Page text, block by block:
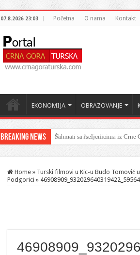
07.8.2026 23:03 Početna O nama Kontakt
EKONOMIJA OBRAZOVANJE
Breaking News Šahman sa iseljenicima iz
Home » Turski filmovi u Kic-u Budo Tomović u
Podgorici »